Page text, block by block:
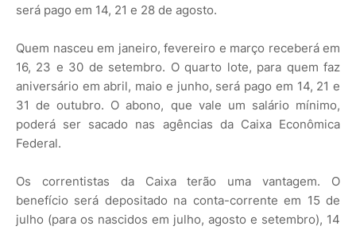
será pago em 14, 21 e 28 de agosto.
Quem nasceu em janeiro, fevereiro e março receberá em
16, 23 e 30 de setembro. O quarto lote, para quem faz
aniversário em abril, maio e junho, será pago em 14, 21 e
31 de outubro. O abono, que vale um salário mínimo,
poderá ser sacado nas agências da Caixa Econômica
Federal.
Os correntistas da Caixa terão uma vantagem. O
benefício será depositado na conta-corrente em 15 de
julho (para os nascidos em julho, agosto e setembro), 14